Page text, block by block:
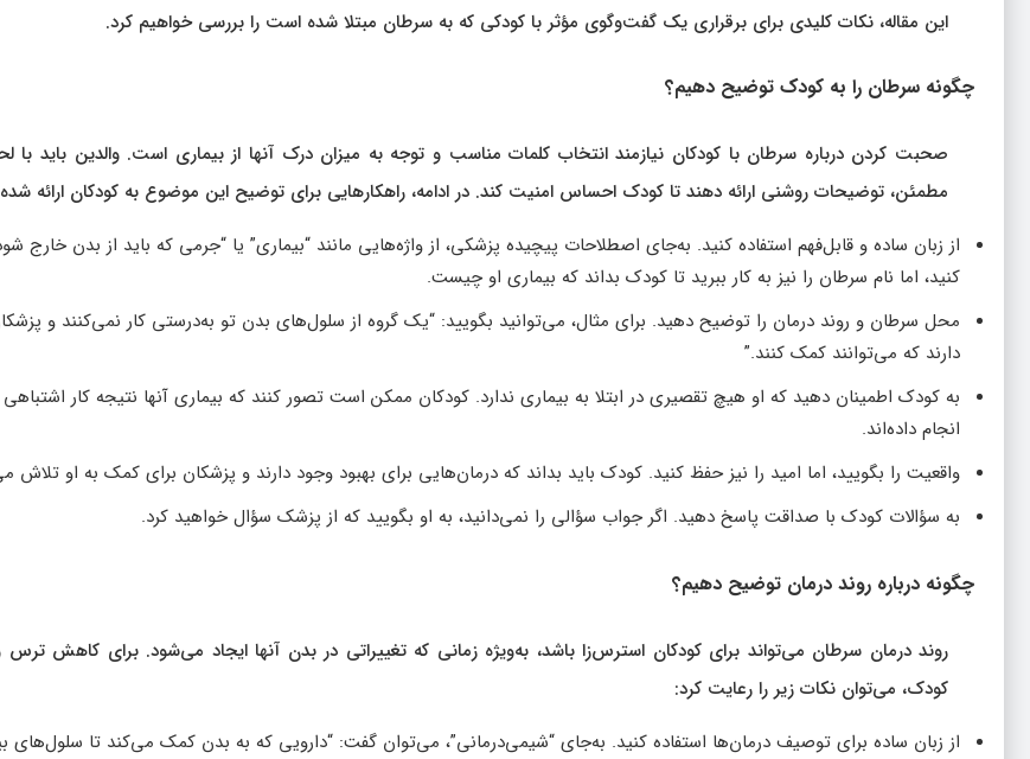
این مقاله، نکات کلیدی برای برقراری یک گفت‌وگوی مؤثر با کودکی که به سرطان مبتلا شده است را بررسی خواهیم کرد.
چگونه سرطان را به کودک توضیح دهیم؟
صحبت کردن درباره سرطان با کودکان نیازمند انتخاب کلمات مناسب و توجه به میزان درک آنها از بیماری است. والدین باید با
مطمئن، توضیحات روشنی ارائه دهند تا کودک احساس امنیت کند. در ادامه، راهکارهایی برای توضیح این موضوع به کودکان ارائه
از زبان ساده و قابل‌فهم استفاده کنید. به‌جای اصطلاحات پیچیده پزشکی، از واژه‌هایی مانند “بیماری” یا “جرمی که باید از بدن خارج
کنید، اما نام سرطان را نیز به کار ببرید تا کودک بداند که بیماری او چیست.
محل سرطان و روند درمان را توضیح دهید. برای مثال، می‌توانید بگویید: “یک گروه از سلول‌های بدن تو به‌درستی کار نمی‌کنند و
دارند که می‌توانند کمک کنند.”
به کودک اطمینان دهید که او هیچ تقصیری در ابتلا به بیماری ندارد. کودکان ممکن است تصور کنند که بیماری آنها نتیجه کار
انجام داده‌اند.
واقعیت را بگویید، اما امید را نیز حفظ کنید. کودک باید بداند که درمان‌هایی برای بهبود وجود دارند و پزشکان برای کمک به او تلاش
به سؤالات کودک با صداقت پاسخ دهید. اگر جواب سؤالی را نمی‌دانید، به او بگویید که از پزشک سؤال خواهید کرد.
چگونه درباره روند درمان توضیح دهیم؟
روند درمان سرطان می‌تواند برای کودکان استرس‌زا باشد، به‌ویژه زمانی که تغییراتی در بدن آنها ایجاد می‌شود. برای کاهش
کودک، می‌توان نکات زیر را رعایت کرد:
از زبان ساده برای توصیف درمان‌ها استفاده کنید. به‌جای “شیمی‌درمانی”، می‌توان گفت: “دارویی که به بدن کمک می‌کند تا سلول‌های